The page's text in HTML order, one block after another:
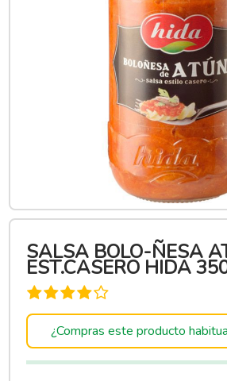
SALSA BOLO-ÑESA
EST.CASERO HIDA
¿Compras este producto